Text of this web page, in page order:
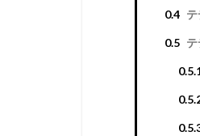
0.4
0.5